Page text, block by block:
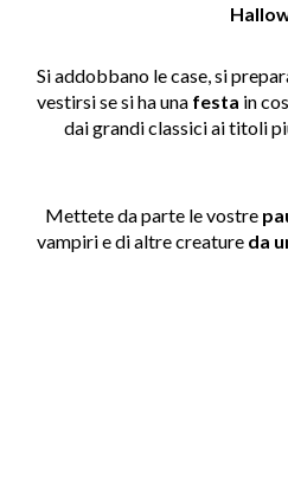
Si addobbano le case, si
vestirsi se si ha una festa in
dai grandi classici ai titoli
Mettete da parte le vostre
vampiri e di altre creature da